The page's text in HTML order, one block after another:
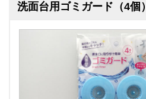
洗面台用ゴミガード（4個）